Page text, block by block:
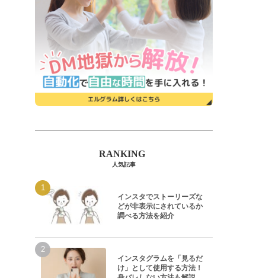
人気記事
インスタでストーリーズな
どが非表示にされているか
調べる方法を紹介
インスタグラムを「見るだ
け」として使用する方法！